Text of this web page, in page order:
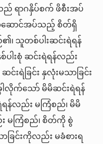
ည် ရာဂနှိပ်စက် ဖိစီးအပ်
ဆောင်အပ်သည့် စိတ်ရှိ
၊ သူတစ်ပါးဆင်းရဲရန်
ါးစုံ ဆင်းရဲရန်လည်း
ရဲခြင်း နှလုံးမသာခြင်း
လိုက်သော် မိမိဆင်းရဲရန်
န်လည်း မကြံစည်၊ မိမိ
မကြံစည်၊ စိတ်ကို စွဲ
ခြင်းကိုလည်း မခံစားရ